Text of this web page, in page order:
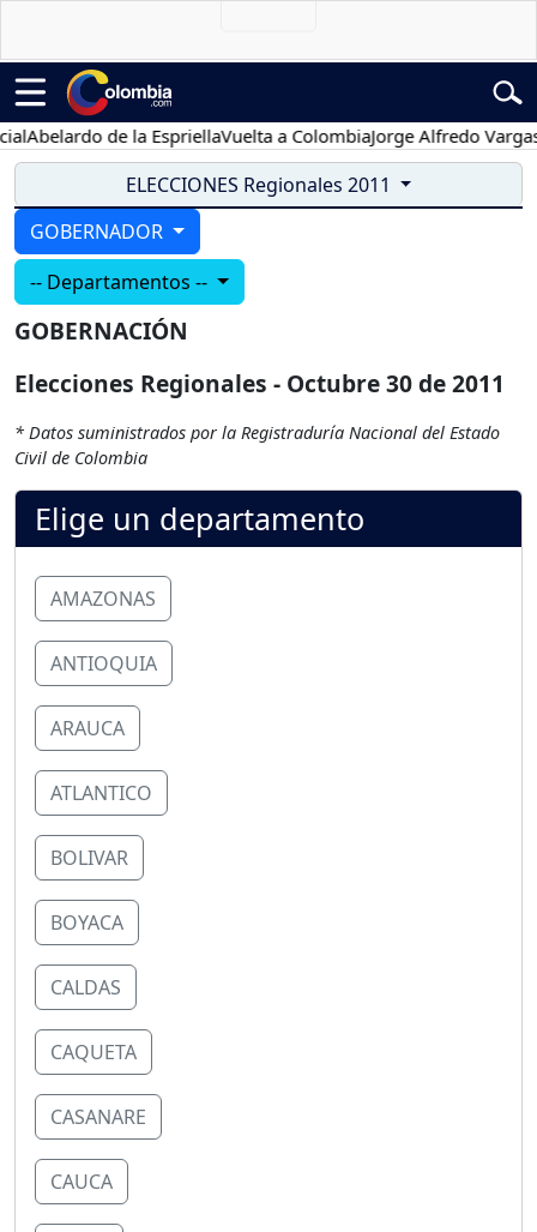
Abelardo de la EspriellaVuelta a ColombiaJorge Alfredo Vargas
ELECCIONES Regionales 2011
GOBERNADOR
-- Departamentos --
GOBERNACIÓN
Elecciones Regionales - Octubre 30 de 2011
* Datos suministrados por la Registraduría Nacional del Estado
Civil de Colombia
Elige un departamento
AMAZONAS
ANTIOQUIA
ARAUCA
ATLANTICO
BOLIVAR
BOYACA
CALDAS
CAQUETA
CASANARE
CAUCA